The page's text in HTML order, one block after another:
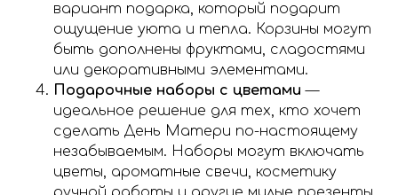
вариант подарка, который подарит
ощущение уюта и тепла. Корзины могут
быть дополнены фруктами, сладостями
или декоративными элементами.
Подарочные наборы с цветами —
идеальное решение для тех, кто хочет
сделать День Матери по-настоящему
незабываемым. Наборы могут включать
цветы, ароматные свечи, косметику